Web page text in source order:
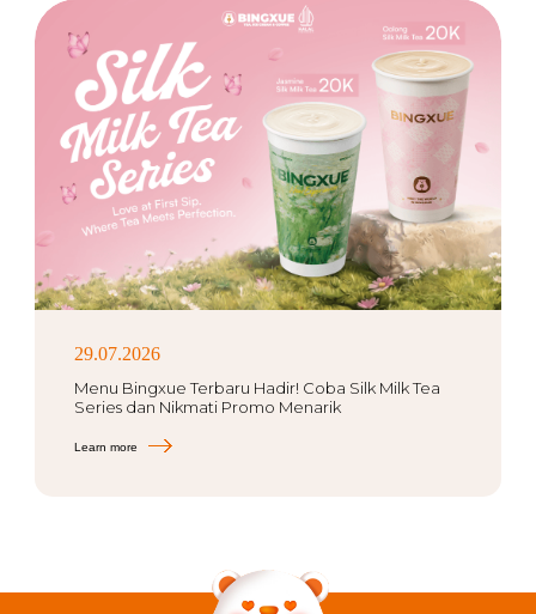
29.07.2026
Menu Bingxue Terbaru Hadir! Coba Silk Milk Tea
Series dan Nikmati Promo Menarik
Learn more